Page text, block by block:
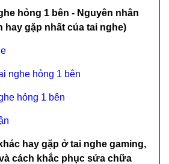
hỏng 1 bên - Nguyên nhân
hay gặp nhất của tai nghe)
nghe hỏng 1 bên
hỏng 1 bên
hay gặp ở tai nghe gaming,
cách khắc phục sửa chữa